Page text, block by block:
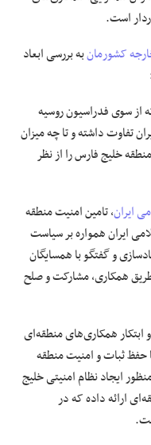
است.
کشورمانبه بررسی ابعاد
از سوی فدراسیون روسیه
تفاوت داشته و تا چه میزان
خلیج فارس را از نظر
ایران، تامین امنیت منطقه
ایران همواره بر سیاست
و گفتگو با همسایگان
همکاری، مشارکت و صلح
ابتکار همکاری‌های منطقه‌ای
حفظ ثبات و امنیت منطقه
ایجاد نظام امنیتی خلیج
ارائه داده که در